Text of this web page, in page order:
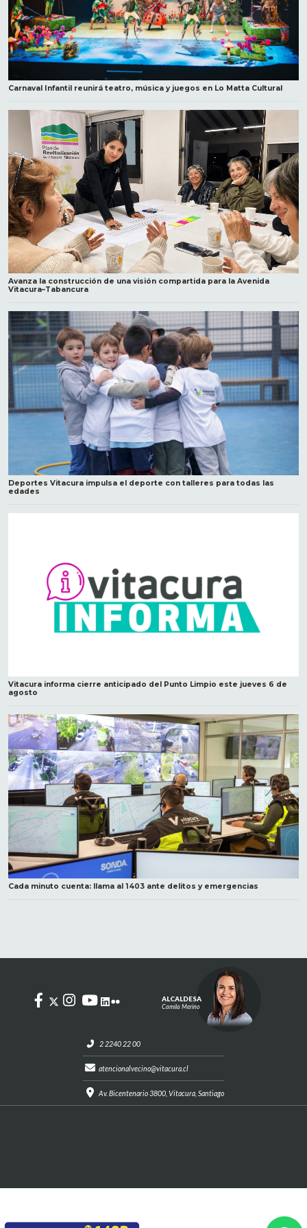
Carnaval Infantil reunirá teatro, música y juegos en Lo Matta Cultural
Avanza la construcción de una visión compartida para la Avenida
Vitacura–Tabancura
Deportes Vitacura impulsa el deporte con talleres para todas las
edades
Vitacura informa cierre anticipado del Punto Limpio este jueves 6 de
agosto
Cada minuto cuenta: llama al 1403 ante delitos y emergencias
2 2240 22 00
atencionalvecino@vitacura.cl
Av. Bicentenario 3800, Vitacura, Santiago
ALCALDESA
Camila Merino